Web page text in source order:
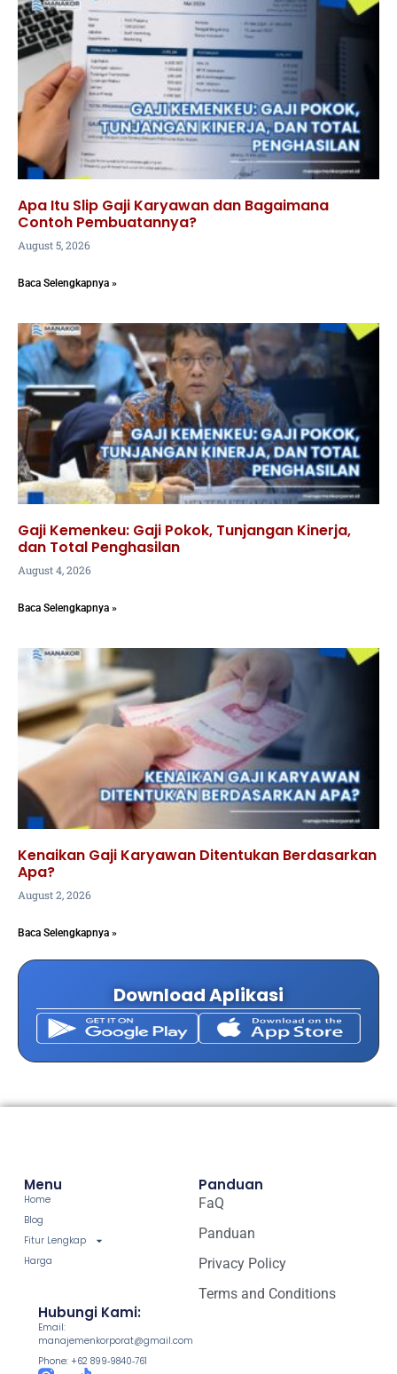
Apa Itu Slip Gaji Karyawan dan Bagaimana
Contoh Pembuatannya?
August 5, 2026
Baca Selengkapnya »
Gaji Kemenkeu: Gaji Pokok, Tunjangan Kinerja,
dan Total Penghasilan
August 4, 2026
Baca Selengkapnya »
Kenaikan Gaji Karyawan Ditentukan Berdasarkan
Apa?
August 2, 2026
Baca Selengkapnya »
Download Aplikasi
Menu
Home
Blog
Fitur Lengkap
Harga
Panduan
FaQ
Panduan
Privacy Policy
Terms and Conditions
Hubungi Kami:
Email:
manajemenkorporat@gmail.com
Phone: +62 899‑9840‑761